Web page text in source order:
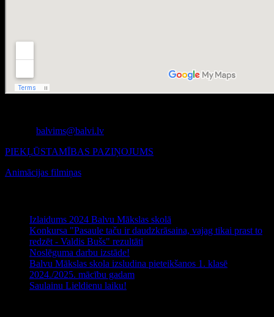
balvims@balvi.lv
PIEKĻŪSTAMĪBAS PAZIŅOJUMS
Animācijas filmiņas
Izlaidums 2024 Balvu Mākslas skolā
Konkursa "Pasaule taču ir daudzkrāsaina, vajag tikai prast to
redzēt - Valdis Bušs" rezultāti
Noslēguma darbu izstāde!
Balvu Mākslas skola izsludina pieteikšanos 1. klasē
2024./2025. mācību gadam
Saulainu Lieldienu laiku!